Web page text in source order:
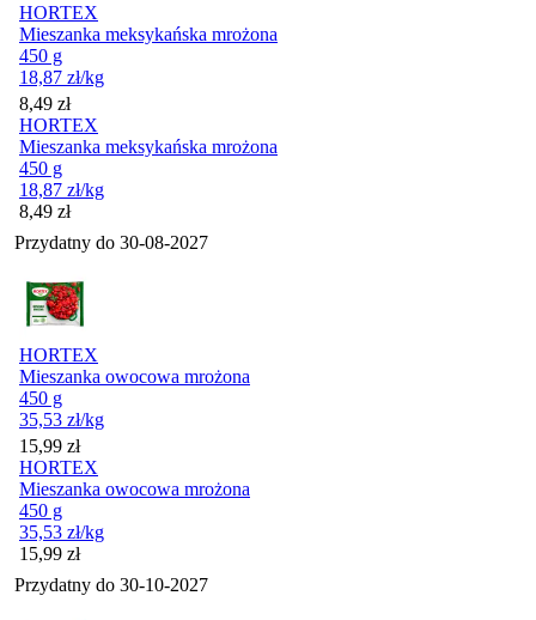
HORTEX
Mieszanka meksykańska mrożona
450 g
18,87 zł/kg
Cena
8,49 zł
HORTEX
Mieszanka meksykańska mrożona
450 g
18,87 zł/kg
Cena
8,49 zł
Przydatny do 30-08-2027
HORTEX
Mieszanka owocowa mrożona
450 g
35,53 zł/kg
Cena
15,99 zł
HORTEX
Mieszanka owocowa mrożona
450 g
35,53 zł/kg
Cena
15,99 zł
Przydatny do 30-10-2027